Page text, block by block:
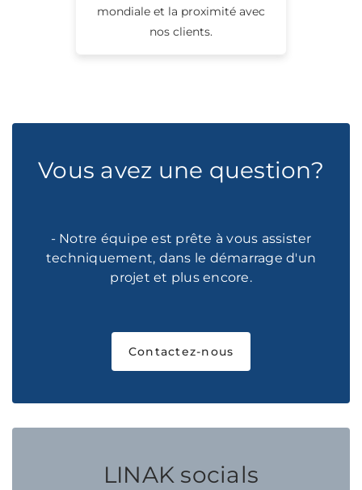
mondiale et la proximité avec
nos clients.
Vous avez une question?
- Notre équipe est prête à vous assister
techniquement, dans le démarrage d'un
projet et plus encore.
Contactez-nous
LINAK socials